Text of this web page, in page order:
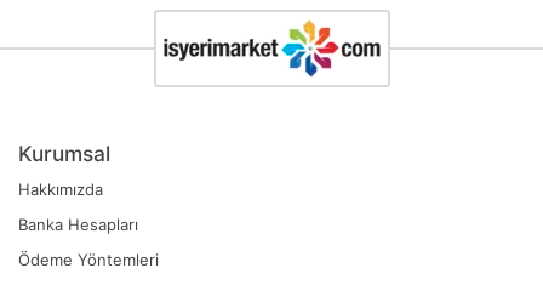
Kurumsal
Hakkımızda
Banka Hesapları
Ödeme Yöntemleri